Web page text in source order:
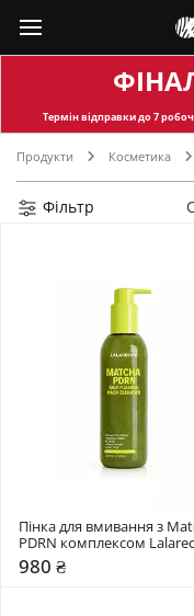
Термін відправкидо 7
Продукти Косметика
Фільтр
Пінка для вмивання з
PDRN комплексом
200 мл
980 ₴